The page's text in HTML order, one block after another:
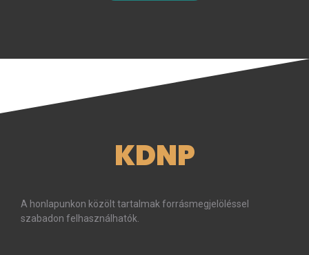
KDNP
A honlapunkon közölt tartalmak forrásmegjelöléssel
szabadon felhasználhatók.